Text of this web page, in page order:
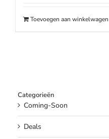
Toevoegen aan winkelwagen
Categorieën
Coming-Soon
Deals